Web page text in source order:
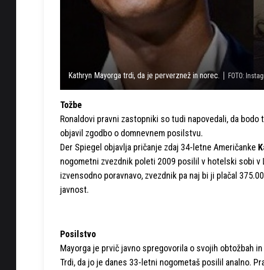
Kathryn Mayorga trdi, da je perverznež in norec. FOTO:
Tožbe
Ronaldovi pravni zastopniki so tudi napovedali, da
objavil zgodbo o domnevnem posilstvu.
Der Spiegel objavlja pričanje zdaj 34-letne Američanke
nogometni zvezdnik poleti 2009 posilil v hotelski sobi v
izvensodno poravnavo, zvezdnik pa naj bi ji plačal
javnost.
Posilstvo
Mayorga je prvič javno spregovorila o svojih obtožbah
Trdi, da jo je danes 33-letni nogometaš posilil analno.